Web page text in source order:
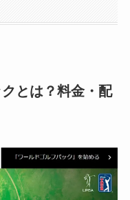
とは？料金・配